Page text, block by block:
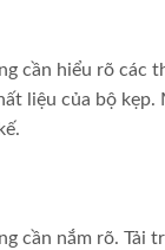
cần hiểu rõ các
liệu của bộ
cần nắm rõ. Tải